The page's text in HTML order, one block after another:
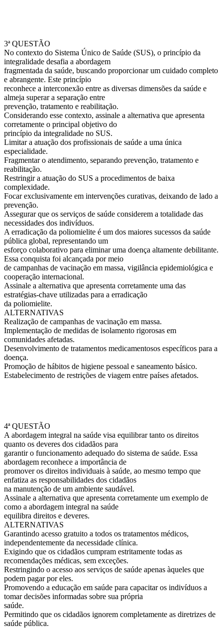
3ª QUESTÃO
No contexto do Sistema Único de Saúde (SUS), o princípio da
integralidade desafia a abordagem
fragmentada da saúde, buscando proporcionar um cuidado completo
e abrangente. Este princípio
reconhece a interconexão entre as diversas dimensões da saúde e
almeja superar a separação entre
prevenção, tratamento e reabilitação.
Considerando esse contexto, assinale a alternativa que apresenta
corretamente o principal objetivo do
princípio da integralidade no SUS.
Limitar a atuação dos profissionais de saúde a uma única
especialidade.
Fragmentar o atendimento, separando prevenção, tratamento e
reabilitação.
Restringir a atuação do SUS a procedimentos de baixa
complexidade.
Focar exclusivamente em intervenções curativas, deixando de lado a
prevenção.
Assegurar que os serviços de saúde considerem a totalidade das
necessidades dos indivíduos.
A erradicação da poliomielite é um dos maiores sucessos da saúde
pública global, representando um
esforço colaborativo para eliminar uma doença altamente debilitante.
Essa conquista foi alcançada por meio
de campanhas de vacinação em massa, vigilância epidemiológica e
cooperação internacional.
Assinale a alternativa que apresenta corretamente uma das
estratégias-chave utilizadas para a erradicação
da poliomielite.
ALTERNATIVAS
Realização de campanhas de vacinação em massa.
Implementação de medidas de isolamento rigorosas em
comunidades afetadas.
Desenvolvimento de tratamentos medicamentosos específicos para a
doença.
Promoção de hábitos de higiene pessoal e saneamento básico.
Estabelecimento de restrições de viagem entre países afetados.
4ª QUESTÃO
A abordagem integral na saúde visa equilibrar tanto os direitos
quanto os deveres dos cidadãos para
garantir o funcionamento adequado do sistema de saúde. Essa
abordagem reconhece a importância de
promover os direitos individuais à saúde, ao mesmo tempo que
enfatiza as responsabilidades dos cidadãos
na manutenção de um ambiente saudável.
Assinale a alternativa que apresenta corretamente um exemplo de
como a abordagem integral na saúde
equilibra direitos e deveres.
ALTERNATIVAS
Garantindo acesso gratuito a todos os tratamentos médicos,
independentemente da necessidade clínica.
Exigindo que os cidadãos cumpram estritamente todas as
recomendações médicas, sem exceções.
Restringindo o acesso aos serviços de saúde apenas àqueles que
podem pagar por eles.
Promovendo a educação em saúde para capacitar os indivíduos a
tomar decisões informadas sobre sua própria
saúde.
Permitindo que os cidadãos ignorem completamente as diretrizes de
saúde pública.